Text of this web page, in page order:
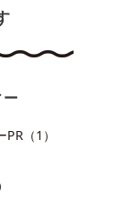
ー
（1）